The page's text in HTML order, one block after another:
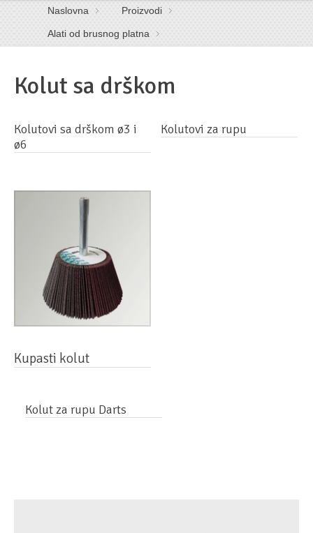
Naslovna Proizvodi
Alati od brusnog platna
Kolut sa drškom
Kolutovi sa drškom ø3 i
ø6
Kolutovi za rupu
Kupasti kolut
Kolut za rupu Darts